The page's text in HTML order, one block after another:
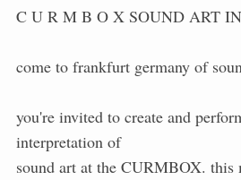
C U R M B O X SOUND ART
come to frankfurt germany of
you're invited to create and
interpretation of
sound art at the CURMBOX. this